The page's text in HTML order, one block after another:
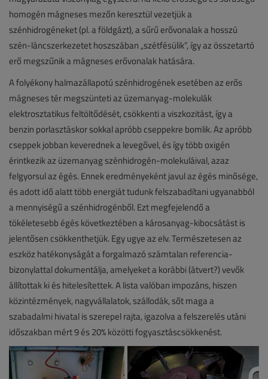
homogén mágneses mezőn keresztül vezetjük a
szénhidrogéneket (pl. a földgázt), a sűrű erővonalak a hosszú
szén-láncszerkezetet hoszszában „szétfésülik”, így az összetartó
erő megszűnik a mágneses erővonalak hatására.
A folyékony halmazállapotú szénhidrogének esetében az erős
mágneses tér megszünteti az üzemanyag-molekulák
elektrosztatikus feltöltődését, csökkenti a viszkozitást, így a
benzin porlasztáskor sokkal apróbb cseppekre bomlik. Az apróbb
cseppek jobban keverednek a levegővel, és így több oxigén
érintkezik az üzemanyag szénhidrogén-molekuláival, azaz
felgyorsul az égés. Ennek eredményeként javul az égés minősége,
és adott idő alatt több energiát tudunk felszabadítani ugyanabból
a mennyiségű a szénhidrogénből. Ezt megfejelendő a
tökéletesebb égés következtében a károsanyag-kibocsátást is
jelentősen csökkenthetjük. Egy ugye az elv. Természetesen az
eszköz hatékonyságát a forgalmazó számtalan referencia-
bizonylattal dokumentálja, amelyeket a korábbi (átvert?) vevők
állítottak ki és hitelesítettek. A lista valóban impozáns, hiszen
közintézmények, nagyvállalatok, szállodák, sőt maga a
szabadalmi hivatal is szerepel rajta, igazolva a felszerelés utáni
időszakban mért 9 és 20% közötti fogyasztáscsökkenést.